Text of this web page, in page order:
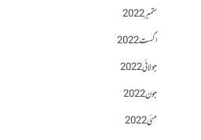
ستمبر 2022
اگست 2022
جولائی 2022
جون 2022
مئی 2022